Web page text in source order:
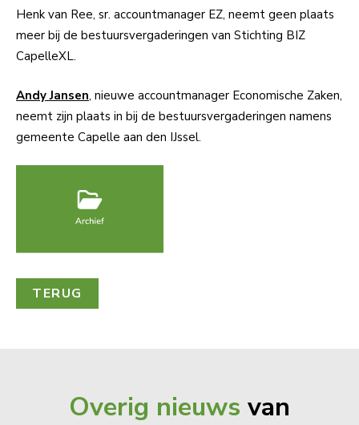
Henk van Ree, sr. accountmanager EZ, neemt geen plaats
meer bij de bestuursvergaderingen van Stichting BIZ
CapelleXL.
Andy Jansen, nieuwe accountmanager Economische Zaken,
neemt zijn plaats in bij de bestuursvergaderingen namens
gemeente Capelle aan den IJssel.
TERUG
Overig nieuws van